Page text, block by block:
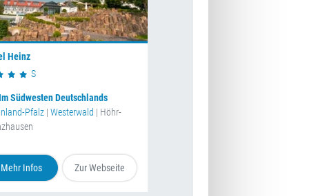
Heinz
S
Südwesten Deutschlands
Pfalz |Westerwald | Höhr-
Mehr Infos Zur Webseite